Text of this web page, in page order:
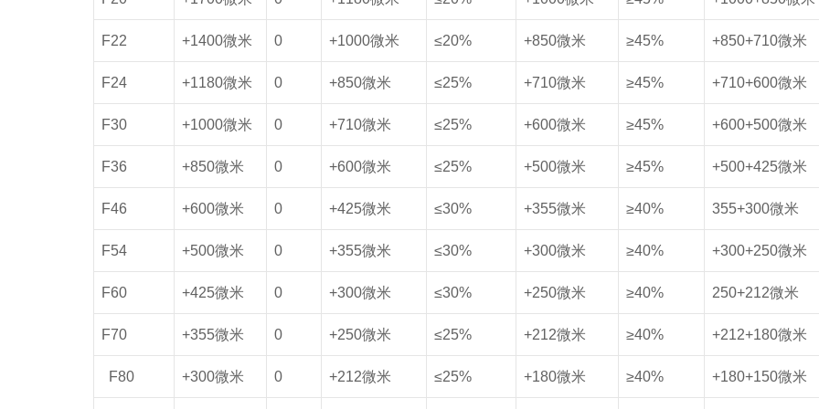
F22 +1400微米 0 +1000微米 ≤20% +850微米 ≥45% +850+710微米
F24 +1180微米 0 +850微米 ≤25% +710微米 ≥45% +710+600微米
F30 +1000微米 0 +710微米 ≤25% +600微米 ≥45% +600+500微米
F36 +850微米 0 +600微米 ≤25% +500微米 ≥45% +500+425微米
F46 +600微米 0 +425微米 ≤30% +355微米 ≥40% 355+300微米
F54 +500微米 0 +355微米 ≤30% +300微米 ≥40% +300+250微米
F60 +425微米 0 +300微米 ≤30% +250微米 ≥40% 250+212微米
F70 +355微米 0 +250微米 ≤25% +212微米 ≥40% +212+180微米
F80 +300微米 0 +212微米 ≤25% +180微米 ≥40% +180+150微米